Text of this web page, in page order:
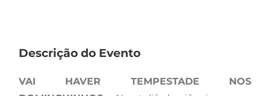
Descrição do Evento
VAI HAVER TEMPESTADE NOS